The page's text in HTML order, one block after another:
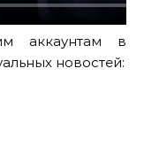
аккаунтам в
новостей: